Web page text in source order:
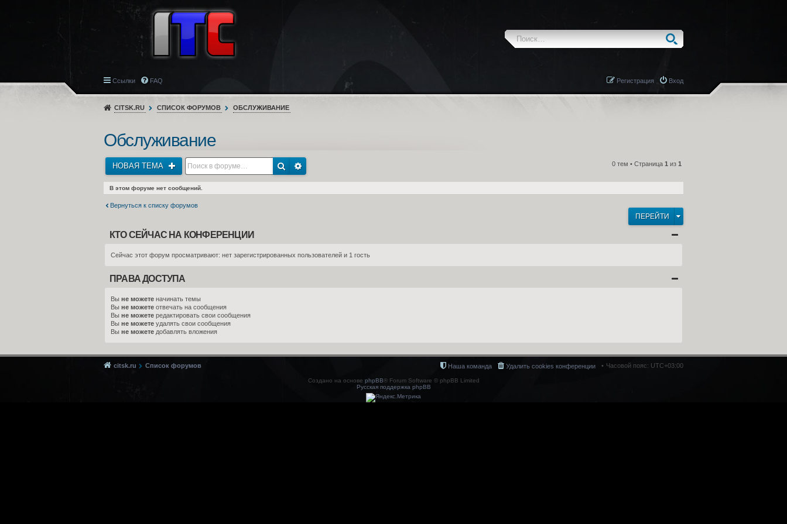
Ссылки FAQ Вход
Регистрация
CITSK.RU СПИСОК ФОРУМОВ ОБСЛУЖИВАНИЕ
Обслуживание
НОВАЯ ТЕМА 0 тем • Страница 1 из 1
В этом форуме нет сообщений.
Вернуться к списку форумов
ПЕРЕЙТИ
КТО СЕЙЧАС НА КОНФЕРЕНЦИИ
Сейчас этот форум просматривают: нет зарегистрированных пользователей и 1 гость
ПРАВА ДОСТУПА
Вы не можете начинать темы
Вы не можете отвечать на сообщения
Вы не можете редактировать свои сообщения
Вы не можете удалять свои сообщения
Вы не можете добавлять вложения
citsk.ru Список форумов Часовой пояс: UTC+03:00
Удалить cookies конференции
Наша команда
Создано на основе phpBB® Forum Software © phpBB Limited
Русская поддержка phpBB